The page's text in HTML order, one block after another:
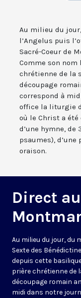
Au milieu du
l’Angelus puis
Sacré-Coeur de
Comme son
chrétienne de la
découpage
correspond à
office la liturgie
où le Christ a
d’une hymne, de
psaumes),
oraison.
Direct
Au milieu du jour, du
Sexte des
depuis cette
prière chrétienne de
découpage romain
midi dans notre